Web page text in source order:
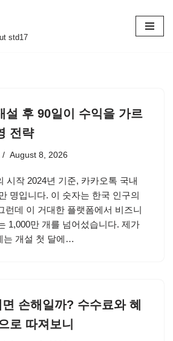
std17
설 후 90일이 수익을 가르
전략
August 8, 2026
시작 2024년 기준, 카카오톡 국내
명입니다. 이 숫자는 한국 인구의
런데 이 거대한 플랫폼에서 비즈니
1,000만 개를 넘어섰습니다. 제가
는 개설 첫 달에…
손해일까? 수수료와 혜
로 따져보니